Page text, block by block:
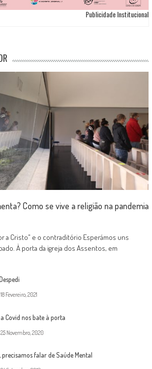
Publicidade Institucional
Como se vive a religião na pandemia
a Cristo" e o contraditório Esperámos uns
À porta da igreja dos Assentos, em
18 Fevereiro, 2021
Covid nos bate à porta
25 Novembro, 2020
precisamos falar de Saúde Mental